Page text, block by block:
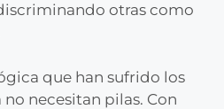
otras como
que han sufrido los
necesitan pilas. Con